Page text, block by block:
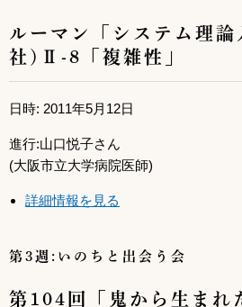
ルーマン「システム理
社)Ⅱ-8「複雑性」
日時: 2011年5月12日
進行:山口悦子さん
(大阪市立大学病院医師)
詳細情報を見る
第3週:いのちと出会う会
第104回「鬼から生まれ